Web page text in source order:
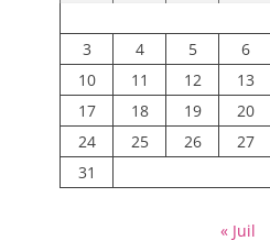
3
4 5 6
10
11 12 13
17
18 19 20
24
25 26 27
31
« Juil